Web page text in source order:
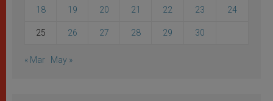
18 19 20 21 22 23 24
25 26 27 28 29 30
« Mar May »